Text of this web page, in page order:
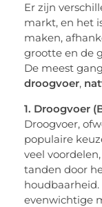
Er zijn
markt, en het
maken,
grootte en de
De meest
droogvoer,
1. Droogvoer
Droogvoer,
populaire
veel
tanden door
houdbaarheid.
evenwichtige